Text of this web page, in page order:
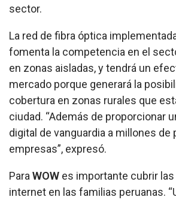
sector.
La red de fibra óptica
fomenta la competencia en el
en zonas aisladas, y tendrá un
mercado porque generará la
cobertura en zonas rurales que
ciudad. “Además de proporcionar
digital de vanguardia a millones de
empresas”, expresó.
Para WOW es importante cubrir
internet en las familias peruanas.